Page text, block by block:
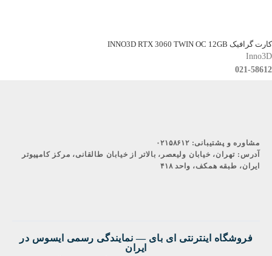
کارت گرافیک INNO3D RTX 3060 TWIN OC 12GB
Inno3D
021-58612
مشاوره و پشتیبانی: ۰۲۱۵۸۶۱۲
آدرس: تهران، خیابان ولیعصر، بالاتر از خیابان طالقانی، مرکز کامپیوتر
ایران، طبقه همکف، واحد ۴۱۸
فروشگاه اینترنتی ای‌ بای — نمایندگی رسمی ایسوس در
ایران